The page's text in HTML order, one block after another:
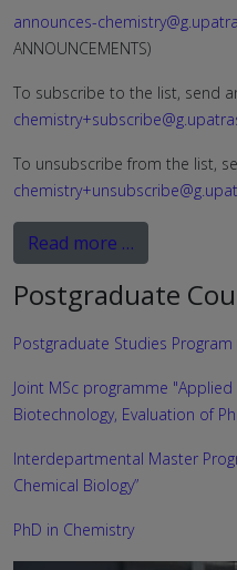
announces-
ANNOUNCEMENTS)
To subscribe to the list, send
To unsubscribe from the list,
Read more …
Postgraduate
Postgraduate Studies Program
Joint MSc programme
Biotechnology, Evaluation of
Interdepartmental Master
Chemical Biology”
PhD in Chemistry